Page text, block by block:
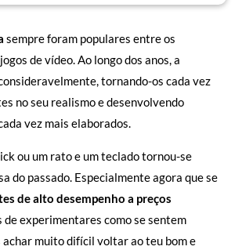
sempre foram populares entre os
de vídeo. Ao longo dos anos, a
tornando-os cada vez
no seu realismo e desenvolvendo
vez mais elaborados.
ou um rato e um teclado tornou-se
do passado. Especialmente agora que se
de alto desempenho a preços
de experimentares como se sentem
achar muito difícil voltar ao teu bom e